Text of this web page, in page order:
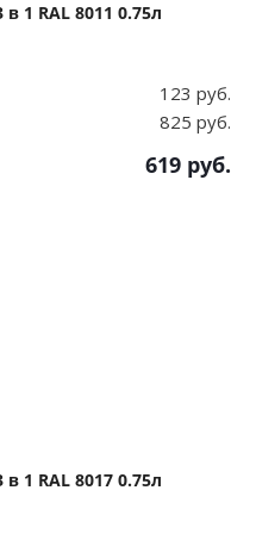
1 RAL 8011 0.75л
123 руб.
825 руб.
619 руб.
1 RAL 8017 0.75л